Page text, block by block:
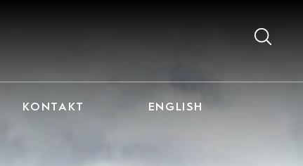
KONTAKT ENGLISH